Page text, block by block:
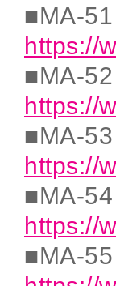
■MA-
https://
■MA-
https://
■MA-
https://
■MA-
https://
■MA-